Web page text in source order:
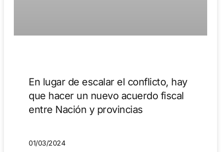
En lugar de escalar el conflicto, hay
que hacer un nuevo acuerdo fiscal
entre Nación y provincias
01/03/2024